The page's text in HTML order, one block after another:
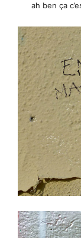
ah ben ça